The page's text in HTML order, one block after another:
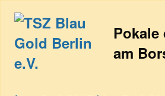
Pokale
am